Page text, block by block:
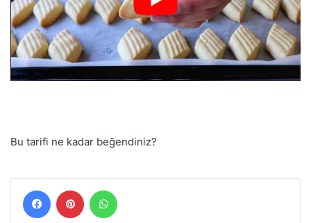
Bu tarifi ne kadar beğendiniz?
FacebookPinterest